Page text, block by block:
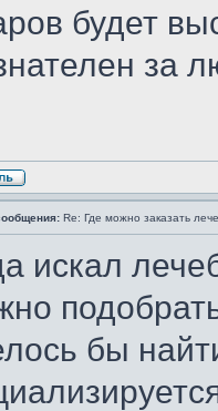
будет
за
Re: Где можно заказать
искал
бы